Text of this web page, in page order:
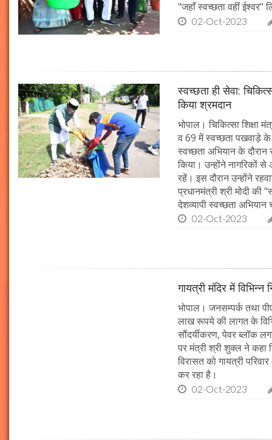
"जहाँ स्वच्छता वहीं ईश्वर"
02-Oct-2023
स्वच्छता ही सेवा:
किया श्रमदान
भोपाल। चिकित्सा शिक्षा
व 69 में स्वच्छता पखवाड़े के
स्वच्छता अभियान के
किया। उन्होंने नागरिकों
रहें। इस दौरान उन्होंने
प्रधानमंत्री श्री मोदी
देशव्यापी स्वच्छता अभियान
02-Oct-2023
गायत्री मंदिर में विभिन्न
भोपाल। जनसम्पर्क तथा
लाख रूपये की लागत के
सौंदर्यीकरण, पेवर ब्लॉक
पर मंत्री श्री शुक्ल ने कहा
विरासत को गायत्री
कर रहा है।
02-Oct-2023